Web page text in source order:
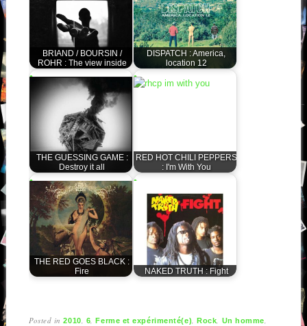
BRIAND / BOURSIN /
ROHR : The view inside
DISPATCH : America,
location 12
THE GUESSING GAME :
Destroy it all
RED HOT CHILI PEPPERS
: I'm With You
THE RED GOES BLACK :
Fire
NAKED TRUTH : Fight
Posted in2010 6 ,Ferme et expérimenté(e) ,Rock Un homme